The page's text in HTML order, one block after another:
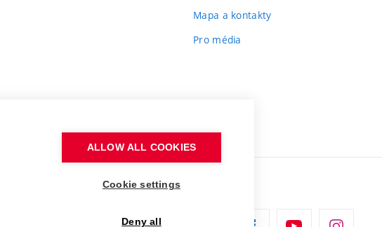
Mapa a kontakty
Pro média
ALLOW ALL COOKIES
Cookie settings
Deny all